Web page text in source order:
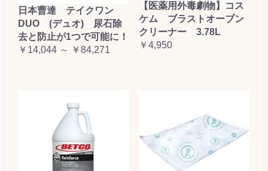
日本曹達 テイクワン
DUO (デュオ) 尿石除
去と防止が1つで可能に！
￥14,044 ～ ￥84,271
【医薬用外毒劇物】コス
ケム ブラストオーブン
クリーナー 3.78L
￥4,950